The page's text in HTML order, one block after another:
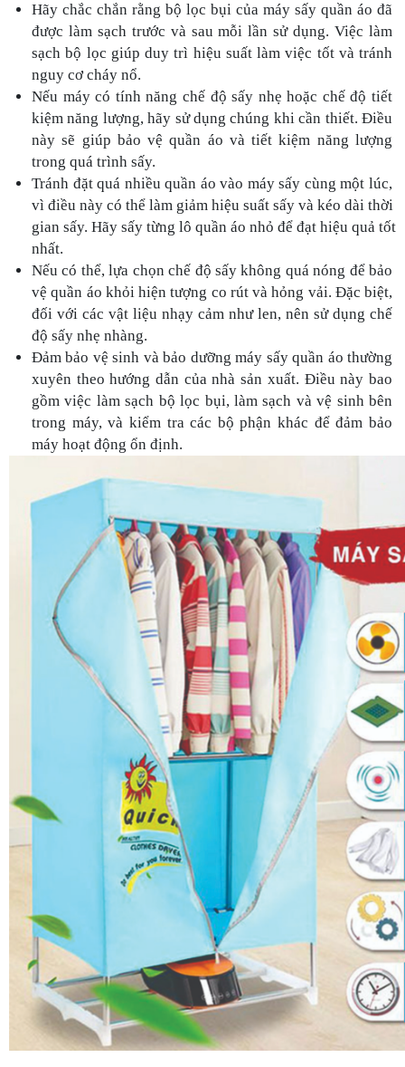
Hãy chắc chắn rằng bộ lọc bụi của máy sấy quần áo đã
được làm sạch trước và sau mỗi lần sử dụng. Việc làm
sạch bộ lọc giúp duy trì hiệu suất làm việc tốt và tránh
nguy cơ cháy nổ.
Nếu máy có tính năng chế độ sấy nhẹ hoặc chế độ tiết
kiệm năng lượng, hãy sử dụng chúng khi cần thiết. Điều
này sẽ giúp bảo vệ quần áo và tiết kiệm năng lượng
trong quá trình sấy.
Tránh đặt quá nhiều quần áo vào máy sấy cùng một lúc,
vì điều này có thể làm giảm hiệu suất sấy và kéo dài thời
gian sấy. Hãy sấy từng lô quần áo nhỏ để đạt hiệu quả tốt
nhất.
Nếu có thể, lựa chọn chế độ sấy không quá nóng để bảo
vệ quần áo khỏi hiện tượng co rút và hỏng vải. Đặc biệt,
đối với các vật liệu nhạy cảm như len, nên sử dụng chế
độ sấy nhẹ nhàng.
Đảm bảo vệ sinh và bảo dưỡng máy sấy quần áo thường
xuyên theo hướng dẫn của nhà sản xuất. Điều này bao
gồm việc làm sạch bộ lọc bụi, làm sạch và vệ sinh bên
trong máy, và kiểm tra các bộ phận khác để đảm bảo
máy hoạt động ổn định.